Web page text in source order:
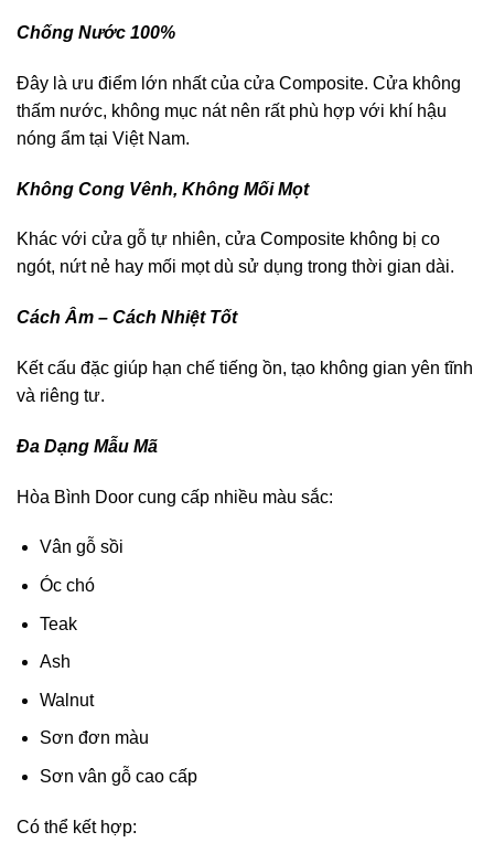
Chống Nước 100%
Đây là ưu điểm lớn nhất của cửa Composite. Cửa không
thấm nước, không mục nát nên rất phù hợp với khí hậu
nóng ẩm tại Việt Nam.
Không Cong Vênh, Không Mối Mọt
Khác với cửa gỗ tự nhiên, cửa Composite không bị co
ngót, nứt nẻ hay mối mọt dù sử dụng trong thời gian dài.
Cách Âm – Cách Nhiệt Tốt
Kết cấu đặc giúp hạn chế tiếng ồn, tạo không gian yên tĩnh
và riêng tư.
Đa Dạng Mẫu Mã
Hòa Bình Door cung cấp nhiều màu sắc:
Vân gỗ sồi
Óc chó
Teak
Ash
Walnut
Sơn đơn màu
Sơn vân gỗ cao cấp
Có thể kết hợp: